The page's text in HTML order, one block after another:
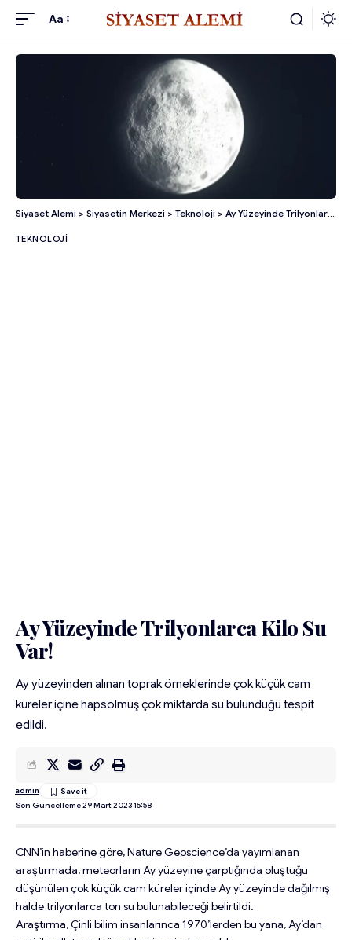
Aa
Siyaset Alemi > Siyasetin Merkezi > Teknoloji > Ay Yüzeyinde Trilyonlarca Kilo Su Var!
TEKNOLOJI
Ay Yüzeyinde Trilyonlarca Kilo Su
Var!
Ay yüzeyinden alınan toprak örneklerinde çok küçük cam
küreler içine hapsolmuş çok miktarda su bulunduğu tespit
edildi.
Son Güncelleme 29 Mart 2023 15:58
admin
CNN’in haberine göre, Nature Geoscience’da yayımlanan
araştırmada, meteorların Ay yüzeyine çarptığında oluştuğu
düşünülen çok küçük cam küreler içinde Ay yüzeyinde dağılmış
halde trilyonlarca ton su bulunabileceği belirtildi.
Araştırma, Çinli bilim insanlarınca 1970’lerden bu yana, Ay’dan